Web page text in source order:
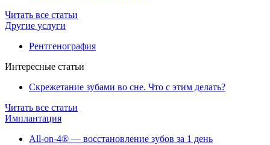
Читать все статьи
Другие услуги
Рентгенография
Интересные статьи
Скрежетание зубами во сне. Что с этим делать?
Читать все статьи
Имплантация
All-on-4® — восстановление зубов за 1 день